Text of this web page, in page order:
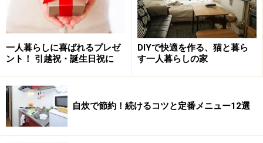
無駄を知ることが節約につながる
ai2you.com
簿。携帯からもアクセスできるので、出先でも簡単に記録
ができて便利です。
ノート、市販の家計簿、家計簿ソフト、ネット家計簿…
一人暮らしに喜ばれるプレゼ
ント！ 引越祝・誕生日祝に
DIYで快適を作る、猫と暮ら
す一人暮らしの家
自炊で節約！続けるコツと定番メニュー12選